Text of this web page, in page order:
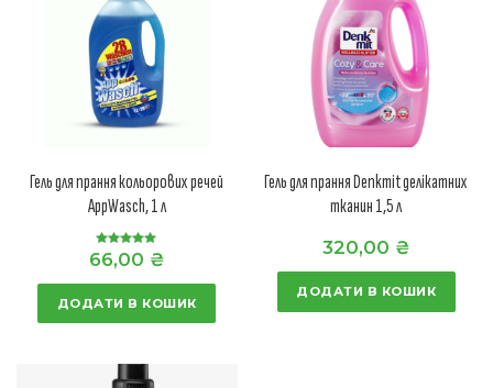
Гель для прання кольорових речей
AppWasch, 1 л
Оцінено в
5.00
66,00 ₴
ДОДАТИ В КОШИК
Гель для прання Denkmit делікатних
тканин 1,5 л
320,00 ₴
ДОДАТИ В КОШИК